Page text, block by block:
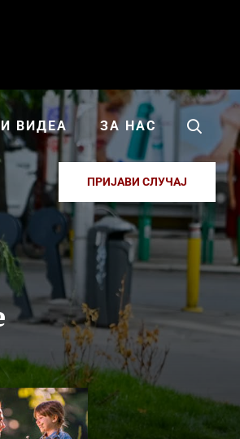
ВИДЕА ЗА НАС
ПРИЈАВИ СЛУЧАЈ